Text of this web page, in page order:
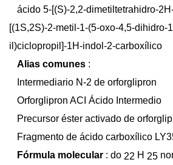
ácido 5-[(S)-2,2-dimetiltetrahidro-
[(1S,2S)-2-metil-1-(5-oxo-4,5-dihidro-
il)ciclopropil]-1H-indol-2-carboxílico
Alias comunes :
Intermediario N-2 de orforglipron
Orforglipron ACI Ácido Intermedio
Precursor éster activado de
Fragmento de ácido carboxílico
Fórmula molecular : do 22 H 25